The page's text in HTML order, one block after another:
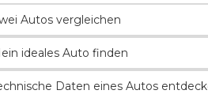
und Nachteile im
Autos vergleichen
ideales Auto finden
Daten eines Autos